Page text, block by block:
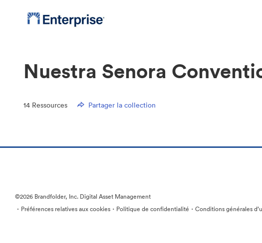
Nuestra Senora
14 Ressources Partager la collection
©2026 Brandfolder, Inc. Digital Asset Management
· Préférences relatives aux cookies · Politique de confidentialité · Conditions générales